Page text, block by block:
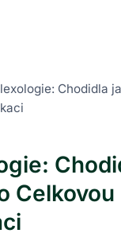
Chodidla
Celkovou